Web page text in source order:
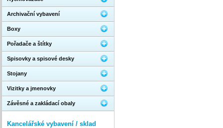
Archivační vybavení
Boxy
Pořadače a štítky
Spisovky a spisové desky
Stojany
Vizitky a jmenovky
Závěsné a zakládací obaly
Kancelářské vybavení / sklad